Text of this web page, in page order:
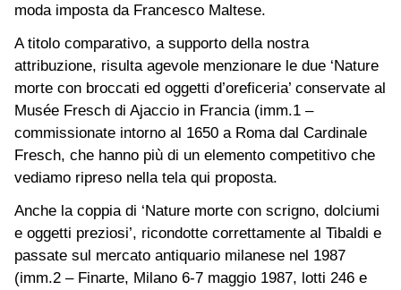
moda imposta da Francesco Maltese.
A titolo comparativo, a supporto della nostra
attribuzione, risulta agevole menzionare le due ‘Nature
morte con broccati ed oggetti d’oreficeria’ conservate al
Musée Fresch di Ajaccio in Francia (imm.1 –
commissionate intorno al 1650 a Roma dal Cardinale
Fresch, che hanno più di un elemento competitivo che
vediamo ripreso nella tela qui proposta.
Anche la coppia di ‘Nature morte con scrigno, dolciumi
e oggetti preziosi’, ricondotte correttamente al Tibaldi e
passate sul mercato antiquario milanese nel 1987
(imm.2 – Finarte, Milano 6-7 maggio 1987, lotti 246 e